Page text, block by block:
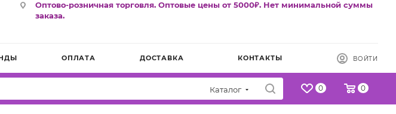
Оптово-розничная торговля. Оптовые цены от 5000₽. Нет минимальной суммы
заказа.
ОПЛАТА ДОСТАВКА КОНТАКТЫ ВОЙТИ
Каталог 0 0